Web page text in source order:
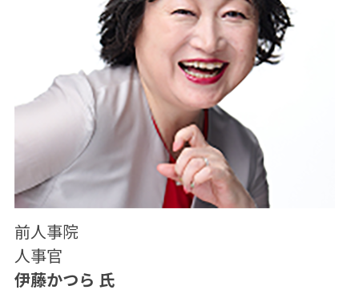
前人事院
人事官
伊藤かつら 氏